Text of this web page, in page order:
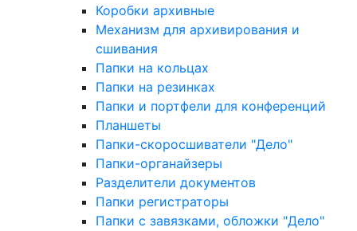
Коробки архивные
Механизм для архивирования и
сшивания
Папки на кольцах
Папки на резинках
Папки и портфели для конференций
Планшеты
Папки-скоросшиватели "Дело"
Папки-органайзеры
Разделители документов
Папки регистраторы
Папки с завязками, обложки "Дело"